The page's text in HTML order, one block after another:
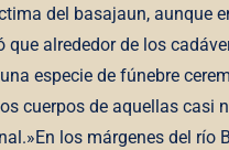
del basajaun, aunque
alrededor de los
especie de fúnebre
cuerpos de aquellas casi
los márgenes del río